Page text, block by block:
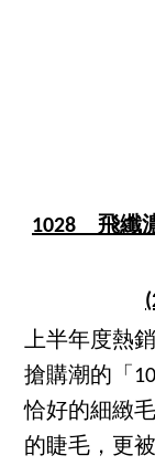
1028 飛纖
上半年度熱
搶購潮的「
恰好的細緻
的睫毛，更